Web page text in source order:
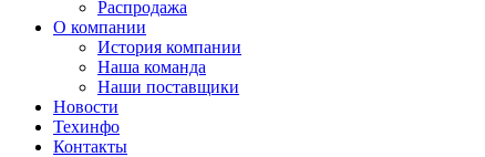
Распродажа
О компании
История компании
Наша команда
Наши поставщики
Новости
Техинфо
Контакты